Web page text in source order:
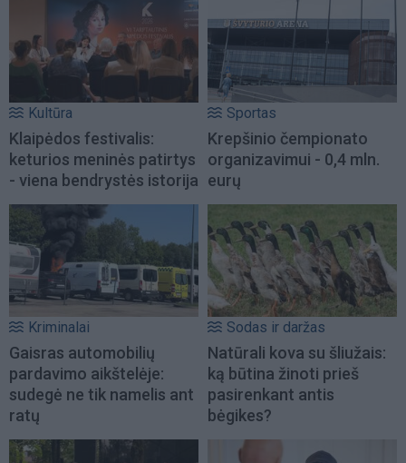
Kultūra
Klaipėdos festivalis:
keturios meninės patirtys
- viena bendrystės istorija
Sportas
Krepšinio čempionato
organizavimui - 0,4 mln.
eurų
Kriminalai
Gaisras automobilių
pardavimo aikštelėje:
sudegė ne tik namelis ant
ratų
Sodas ir daržas
Natūrali kova su šliužais:
ką būtina žinoti prieš
pasirenkant antis
bėgikes?